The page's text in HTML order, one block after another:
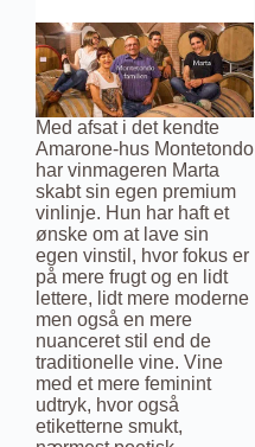
Med afsat i det kendte
Amarone-hus Montetondo
har vinmageren Marta
skabt sin egen premium
vinlinje. Hun har haft et
ønske om at lave sin
egen vinstil, hvor fokus er
på mere frugt og en lidt
lettere, lidt mere moderne
men også en mere
nuanceret stil end de
traditionelle vine. Vine
med et mere feminint
udtryk, hvor også
etiketterne smukt,